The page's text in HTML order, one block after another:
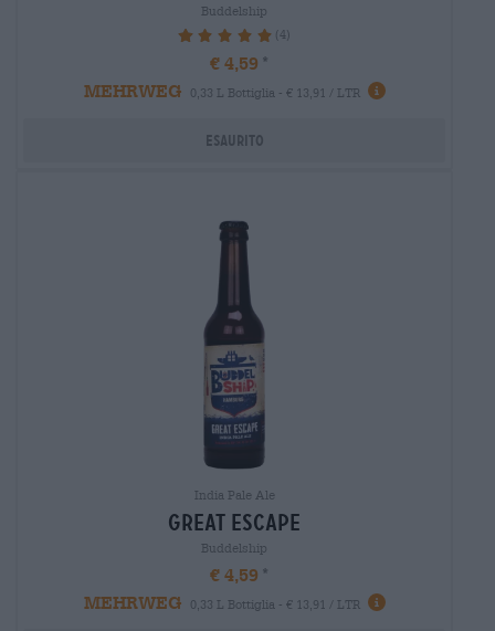
Buddelship
100% (4)
€ 4,59
MEHRWEG
0,33 L Bottiglia - € 13,91 / LTR
Esaurito
India Pale Ale
great escape
Buddelship
€ 4,59
MEHRWEG
0,33 L Bottiglia - € 13,91 / LTR